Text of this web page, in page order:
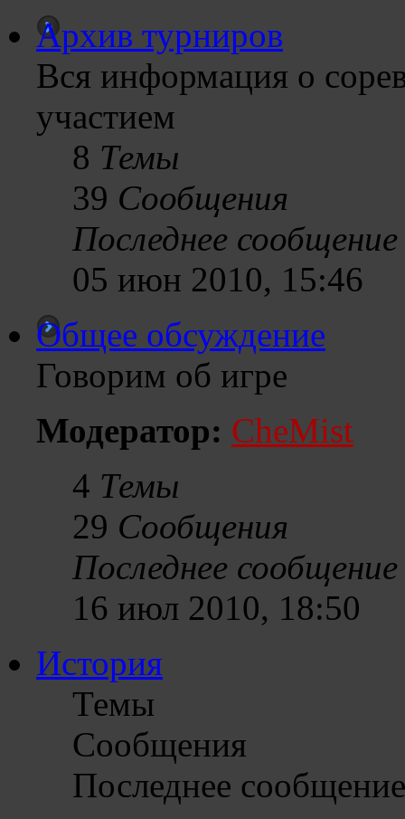
Архив турниров
Вся информация о
участием
8 Темы
39 Сообщения
Последнее сообщение
05 июн 2010, 15:46
Общее обсуждение
Говорим об игре
Модератор: CheMist
4 Темы
29 Сообщения
Последнее сообщение
16 июл 2010, 18:50
История
Темы
Сообщения
Последнее сообщение